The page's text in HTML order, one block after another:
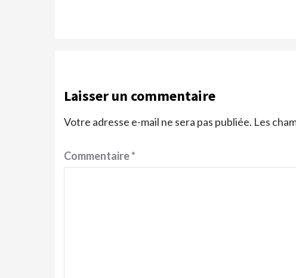
Laisser un commentaire
Votre adresse e-mail ne sera pas publiée. Les
Commentaire*